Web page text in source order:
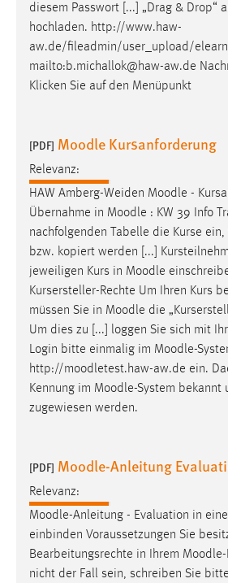
diesem Passwort [...] „Drag & Drop“
hochladen. http://www.haw-
aw.de/fileadmin/user_upload/
mailto:b.michallok@haw-aw.de
Klicken Sie auf den Menüpunkt
[PDF] Moodle Kursanforderung
Relevanz:
HAW Amberg-Weiden Moodle -
Übernahme in Moodle : KW 39 Info
nachfolgenden Tabelle die Kurse
bzw. kopiert werden [...]
jeweiligen Kurs in Moodle
Kursersteller-Rechte Um Ihren Kurs
müssen Sie in Moodle die
Um dies zu [...] loggen Sie sich mit
Login bitte einmalig im Moodle-
http://moodletest.haw-aw.de ein.
Kennung im Moodle-System bekannt
zugewiesen werden.
[PDF] Moodle-Anleitung
Relevanz:
Moodle-Anleitung - Evaluation in
einbinden Voraussetzungen Sie
Bearbeitungsrechte in Ihrem Moodle
nicht der Fall sein, schreiben Sie
STATISTIK
Statistik Cookies erfassen
Diese Informationen helfen uns
unsere Besucher unsere Website
Name:
_pk_ref, _pk_cvar, _pk_id, _pk_ses
Zweck:
Zugriffsstatistik
Cookie Laufzeit:
Max. 13 Monate
MARKETING
Marketing Cookies werden von
verwendet, um personalisierte
Sie tun dies, indem sie Besucher
hinweg verfolgen.
Name:
_gcl_au
Anbieter:
Google Ireland Limited